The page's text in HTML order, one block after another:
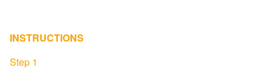
INSTRUCTIONS
Step 1